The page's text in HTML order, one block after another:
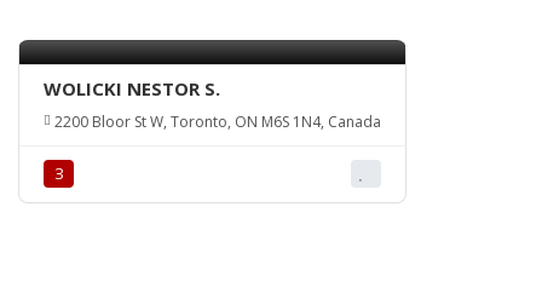
WOLICKI NESTOR S.
2200 Bloor St W, Toronto, ON M6S 1N4, Canada
З